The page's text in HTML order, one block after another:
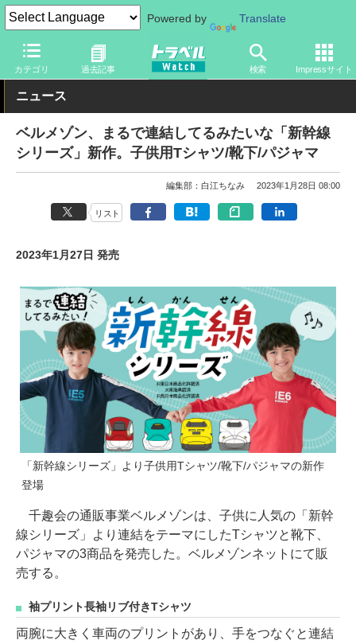
Powered by Translate
カテゴリ 過去記事 検索 Impressサイト
トラベル Watch 旅のアイテム 旅行グッズ 衣類
ニュース
ベルメゾン、まるで連結してるみたいな「新幹線
シリーズ」新作。子供用Tシャツ/靴下/パジャマ
編集部：白江ちなみ 2023年1月28日 08:00
リスト
2023年1月27日 発売
「新幹線シリーズ」より子供用Tシャツ/靴下/パジャマの新作
登場
千趣会の通販事業ベルメゾンは、子供に人気の「新幹
線シリーズ」より連結をテーマにしたTシャツと靴下、
パジャマの3商品を発売した。ベルメゾンネットにて販
売する。
袖プリント長袖リブ付きTシャツ
両腕に大きく車両のプリントがあり、手をつなぐと連結